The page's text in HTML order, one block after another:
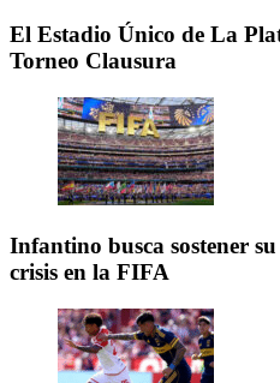
El Estadio Único de La
Torneo Clausura
Infantino busca sostener
crisis en la FIFA